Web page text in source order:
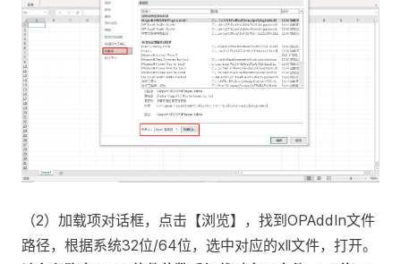
（2）加载项对话框，点击【浏览】，找到OPAddIn文件
路径，根据系统32位/64位，选中对应的xll文件，打开。